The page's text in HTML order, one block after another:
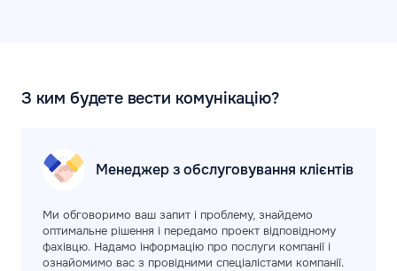
З ким будете вести комунікацію?
Менеджер з обслуговування клієнтів
Ми обговоримо ваш запит і проблему, знайдемо
оптимальне рішення і передамо проект відповідному
фахівцю. Надамо інформацію про послуги компанії і
ознайомимо вас з провідними спеціалістами компанії.